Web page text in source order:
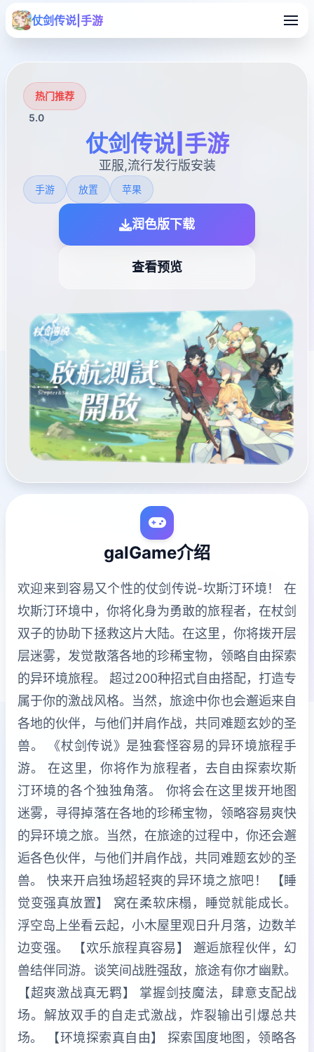
仗剑传说|手游
热门推荐
5.0
仗剑传说|手游
亚服,流行发行版安装
手游 放置 苹果
润色版下载
查看预览
galGame介绍
欢迎来到容易又个性的仗剑传说-坎斯汀环境！ 在
坎斯汀环境中，你将化身为勇敢的旅程者，在杖剑
双子的协助下拯救这片大陆。在这里，你将拨开层
层迷雾，发觉散落各地的珍稀宝物，领略自由探索
的异环境旅程。 超过200种招式自由搭配，打造专
属于你的激战风格。当然，旅途中你也会邂逅来自
各地的伙伴，与他们并肩作战，共同难题玄妙的圣
兽。 《杖剑传说》是独套怪容易的异环境旅程手
游。 在这里，你将作为旅程者，去自由探索坎斯
汀环境的各个独独角落。 你将会在这里拨开地图
迷雾，寻得掉落在各地的珍稀宝物，领略容易爽快
的异环境之旅。当然，在旅途的过程中，你还会邂
逅各色伙伴，与他们并肩作战，共同难题玄妙的圣
兽。 快来开启独场超轻爽的异环境之旅吧！ 【睡
觉变强真放置】 窝在柔软床榻，睡觉就能成长。
浮空岛上坐看云起，小木屋里观日升月落，边数羊
边变强。 【欢乐旅程真容易】 邂逅旅程伙伴，幻
兽结伴同游。谈笑间战胜强敌，旅途有你才幽默。
【超爽激战真无羁】 掌握剑技魔法，肆意支配战
场。解放双手的自走式激战，炸裂输出引爆总共
场。 【环境探索真自由】 探索国度地图，领略各